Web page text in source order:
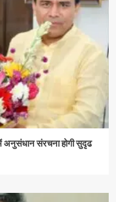
अनुसंधान संरचना होगी सुदृढ